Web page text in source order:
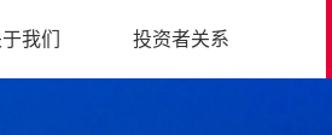
我们 投资者关系